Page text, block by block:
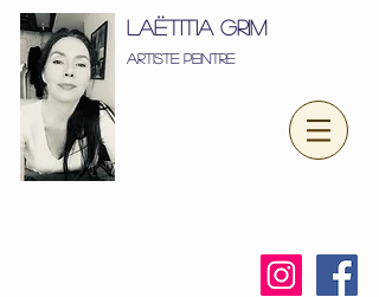
LAËTITIA GRIM
Artiste peintre